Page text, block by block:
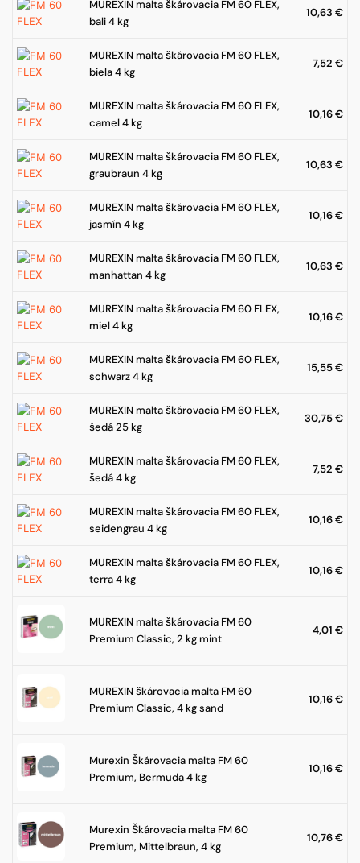
MUREXIN malta škárovacia FM 60 FLEX,
bali 4 kg
10,63 €
MUREXIN malta škárovacia FM 60 FLEX,
biela 4 kg
7,52 €
MUREXIN malta škárovacia FM 60 FLEX,
camel 4 kg
10,16€
MUREXIN malta škárovacia FM 60 FLEX,
graubraun 4 kg
10,63 €
MUREXIN malta škárovacia FM 60 FLEX,
jasmín 4 kg
10,16€
MUREXIN malta škárovacia FM 60 FLEX,
manhattan 4 kg
10,63 €
MUREXIN malta škárovacia FM 60 FLEX,
miel 4 kg
10,16€
MUREXIN malta škárovacia FM 60 FLEX,
schwarz 4 kg
15,55€
MUREXIN malta škárovacia FM 60 FLEX,
šedá 25 kg
30,75€
MUREXIN malta škárovacia FM 60 FLEX,
šedá 4 kg
7,52 €
MUREXIN malta škárovacia FM 60 FLEX,
seidengrau 4 kg
10,16€
MUREXIN malta škárovacia FM 60 FLEX,
terra 4 kg
10,16€
MUREXIN malta škárovacia FM 60
Premium Classic, 2 kg mint
4,01 €
MUREXIN škárovacia malta FM 60
Premium Classic, 4 kg sand
10,16€
Murexin Škárovacia malta FM 60
Premium, Bermuda 4 kg
10,16€
Murexin Škárovacia malta FM 60
Premium, Mittelbraun, 4 kg
10,76€